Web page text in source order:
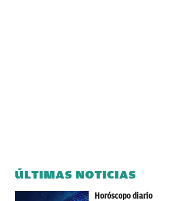
ÚLTIMAS NOTICIAS
Horóscopo diario